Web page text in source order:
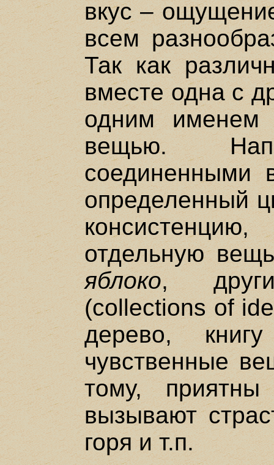
вкус –
всем
Так как
вместе одна с
одним именем
вещью.
соединенными
определенный
отдельную
яблоко,
(collections of
дерево,
чувственные
тому,
вызывают
горя и т.п.